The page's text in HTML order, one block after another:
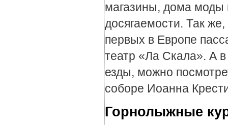
магазины, дома моды
досягаемости. Так
первых в Европе
театр «Ла Скала». А в
езды, можно
соборе Иоанна
Горнолыжные